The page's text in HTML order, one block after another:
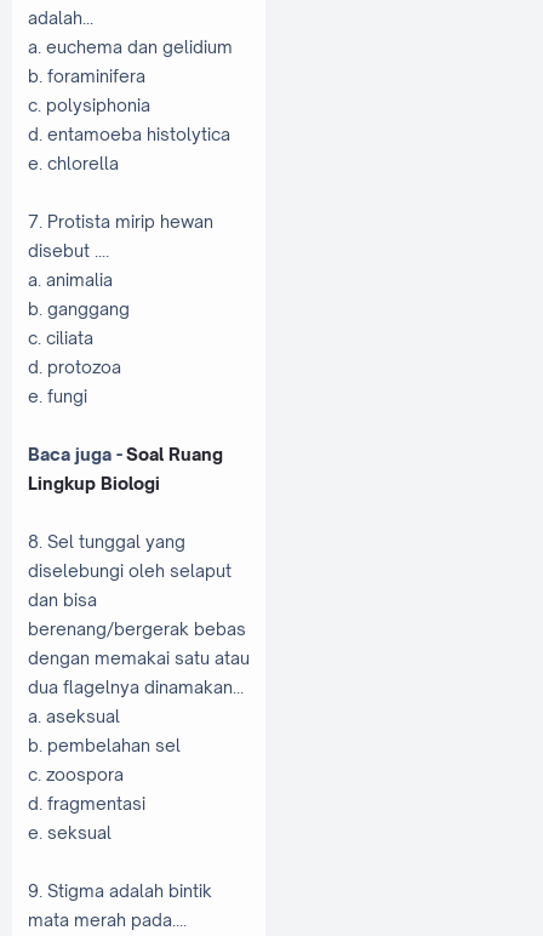
adalah...
a. euchema dan gelidium
b. foraminifera
c. polysiphonia
d. entamoeba histolytica
e. chlorella
7. Protista mirip hewan
disebut ....
a. animalia
b. ganggang
c. ciliata
d. protozoa
e. fungi
Baca juga -Soal Ruang
Lingkup Biologi
8. Sel tunggal yang
diselebungi oleh selaput
dan bisa
berenang/bergerak bebas
dengan memakai satu atau
dua flagelnya dinamakan...
a. aseksual
b. pembelahan sel
c. zoospora
d. fragmentasi
e. seksual
9. Stigma adalah bintik
mata merah pada....